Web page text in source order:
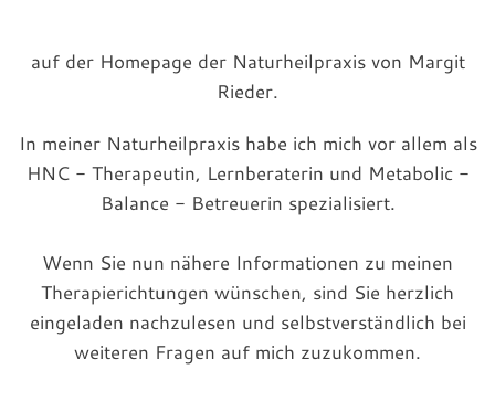
auf der Homepage der Naturheilpraxis von Margit
Rieder.
In meiner Naturheilpraxis habe ich mich vor allem als
HNC - Therapeutin, Lernberaterin und Metabolic -
Balance - Betreuerin spezialisiert.
Wenn Sie nun nähere Informationen zu meinen
Therapierichtungen wünschen, sind Sie herzlich
eingeladen nachzulesen und selbstverständlich bei
weiteren Fragen auf mich zuzukommen.